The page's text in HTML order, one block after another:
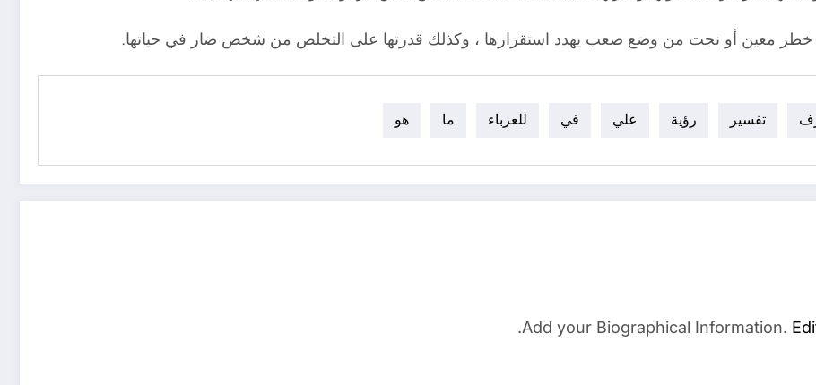
خطر معين أو نجت من وضع صعب يهدد استقرارها ، وكذلك قدرتها على التخلص من شخص ضار في حياتها.
تفسير رؤية علي في للعزباء ما هو
Add your Biographical Information.